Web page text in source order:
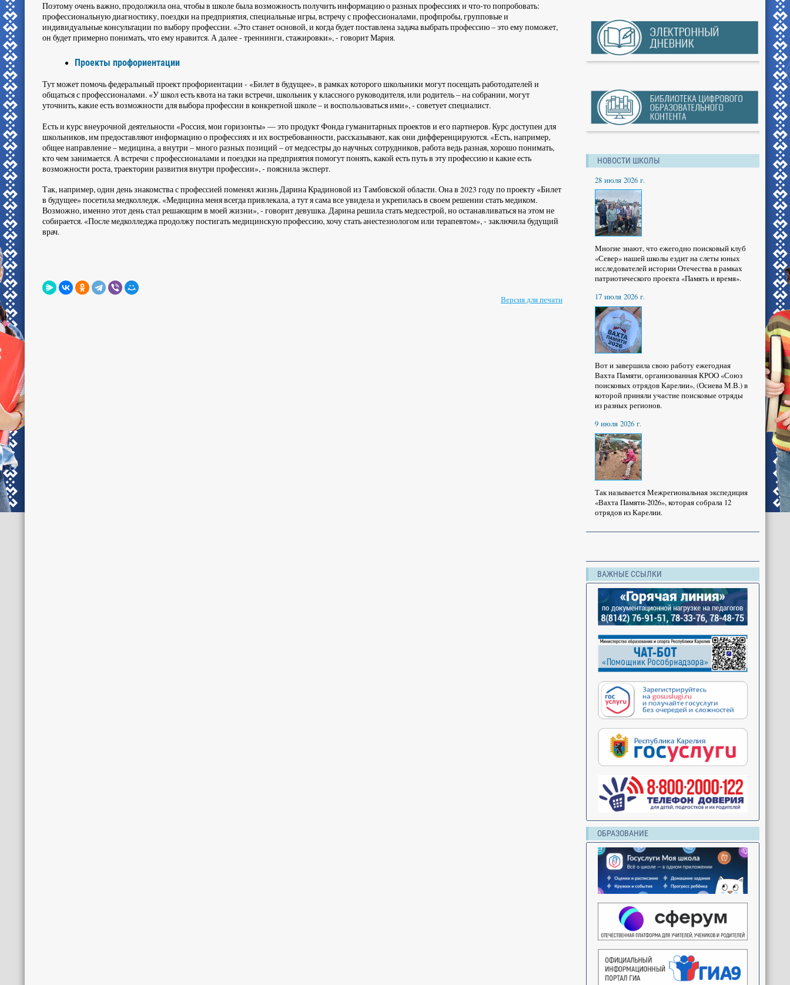
Поэтому очень важно, продолжила она, чтобы в школе была возможность получить информацию о разных профессиях и что-то попробовать:
профессиональную диагностику, поездки на предприятия, специальные игры, встречу с профессионалами, профпробы, групповые и
индивидуальные консультации по выбору профессии. «Это станет основой, и когда будет поставлена задача выбрать профессию – это ему поможет,
он будет примерно понимать, что ему нравится. А далее - треннинги, стажировки», - говорит Мария.
Проекты профориентации
Тут может помочь федеральный проект профориентации - «Билет в будущее», в рамках которого школьники могут посещать работодателей и
общаться с профессионалами. «У школ есть квота на таки встречи, школьник у классного руководителя, или родитель – на собрании, могут
уточнить, какие есть возможности для выбора профессии в конкретной школе – и воспользоваться ими», - советует специалист.
Есть и курс внеурочной деятельности «Россия, мои горизонты» — это продукт Фонда гуманитарных проектов и его партнеров. Курс доступен для
школьников, им предоставляют информацию о профессиях и их востребованности, рассказывают, как они дифференцируются. «Есть, например,
общее направление – медицина, а внутри – много разных позиций – от медсестры до научных сотрудников, работа ведь разная, хорошо понимать,
кто чем занимается. А встречи с профессионалами и поездки на предприятия помогут понять, какой есть путь в эту профессию и какие есть
возможности роста, траектории развития внутри профессии», - пояснила эксперт.
Так, например, один день знакомства с профессией поменял жизнь Дарина Крадиновой из Тамбовской области. Она в 2023 году по проекту «Билет
в будущее» посетила медколледж. «Медицина меня всегда привлекала, а тут я сама все увидела и укрепилась в своем решении стать медиком.
Возможно, именно этот день стал решающим в моей жизни», - говорит девушка. Дарина решила стать медсестрой, но останавливаться на этом не
собирается. «После медколледжа продолжу постигать медицинскую профессию, хочу стать анестезиологом или терапевтом», - заключила будущий
врач.
Версия для печати
НОВОСТИ ШКОЛЫ
28 июля 2026 г.
Многие знают, что ежегодно поисковый клуб
«Север» нашей школы ездит на слеты юных
исследователей истории Отечества в рамках
патриотического проекта «Память и время».
17 июля 2026 г.
Вот и завершила свою работу ежегодная
Вахта Памяти, организованная КРОО «Союз
поисковых отрядов Карелии», (Осиева М.В.) в
которой приняли участие поисковые отряды
из разных регионов.
9 июля 2026 г.
Так называется Межрегиональная экспедиция
«Вахта Памяти-2026», которая собрала 12
отрядов из Карелии.
ВАЖНЫЕ ССЫЛКИ
ОБРАЗОВАНИЕ